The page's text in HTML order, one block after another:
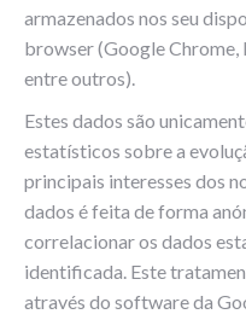
armazenados nos seu
browser (Google
entre outros).
Estes dados são
estatísticos sobre a
principais interesses dos
dados é feita de forma
correlacionar os dados
identificada. Este
através do software da